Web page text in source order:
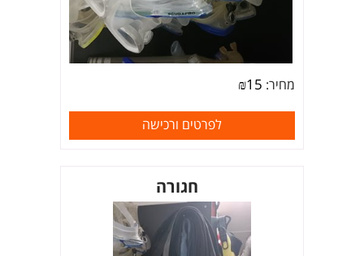
מחיר: ₪15
לפרטים ורכישה
חגורה